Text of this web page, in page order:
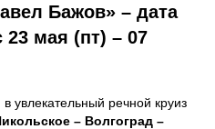
Бажов» – дата
23 мая (пт) – 07
увлекательный речной круиз
– Волгоград –